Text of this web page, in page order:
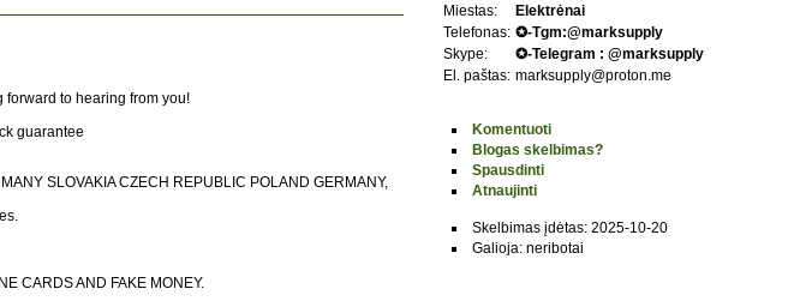
forward to hearing from you!
guarantee
SLOVAKIA CZECH REPUBLIC POLAND GERMANY,
CARDS AND FAKE MONEY.
Miestas:
Elektrėnai
Telefonas: ✪-Tgm:@marksupply
Skype:
✪-Telegram : @marksupply
El. paštas: marksupply@proton.me
Komentuoti
Blogas skelbimas?
Spausdinti
Atnaujinti
Skelbimas įdėtas: 2025-10-20
Galioja: neribotai